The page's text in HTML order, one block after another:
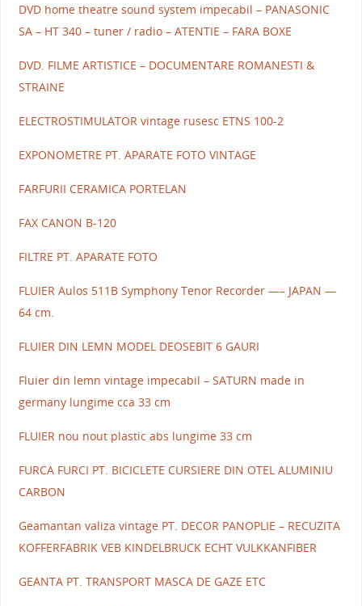
DVD home theatre sound system impecabil – PANASONIC
SA – HT 340 – tuner / radio – ATENTIE – FARA BOXE
DVD. FILME ARTISTICE – DOCUMENTARE ROMANESTI &
STRAINE
ELECTROSTIMULATOR vintage rusesc ETNS 100-2
EXPONOMETRE PT. APARATE FOTO VINTAGE
FARFURII CERAMICA PORTELAN
FAX CANON B-120
FILTRE PT. APARATE FOTO
FLUIER Aulos 511B Symphony Tenor Recorder —– JAPAN —
64 cm.
FLUIER DIN LEMN MODEL DEOSEBIT 6 GAURI
Fluier din lemn vintage impecabil – SATURN made in
germany lungime cca 33 cm
FLUIER nou nout plastic abs lungime 33 cm
FURCA FURCI PT. BICICLETE CURSIERE DIN OTEL ALUMINIU
CARBON
Geamantan valiza vintage PT. DECOR PANOPLIE – RECUZITA
KOFFERFABRIK VEB KINDELBRUCK ECHT VULKKANFIBER
GEANTA PT. TRANSPORT MASCA DE GAZE ETC